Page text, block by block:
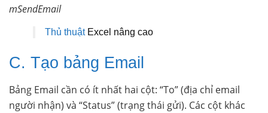
mSendEmail
Thủ thuậtExcel nâng cao
C. Tạo bảng Email
Bảng Email cần có ít nhất hai cột: “To” (địa chỉ email
người nhận) và “Status” (trạng thái gửi). Các cột khác